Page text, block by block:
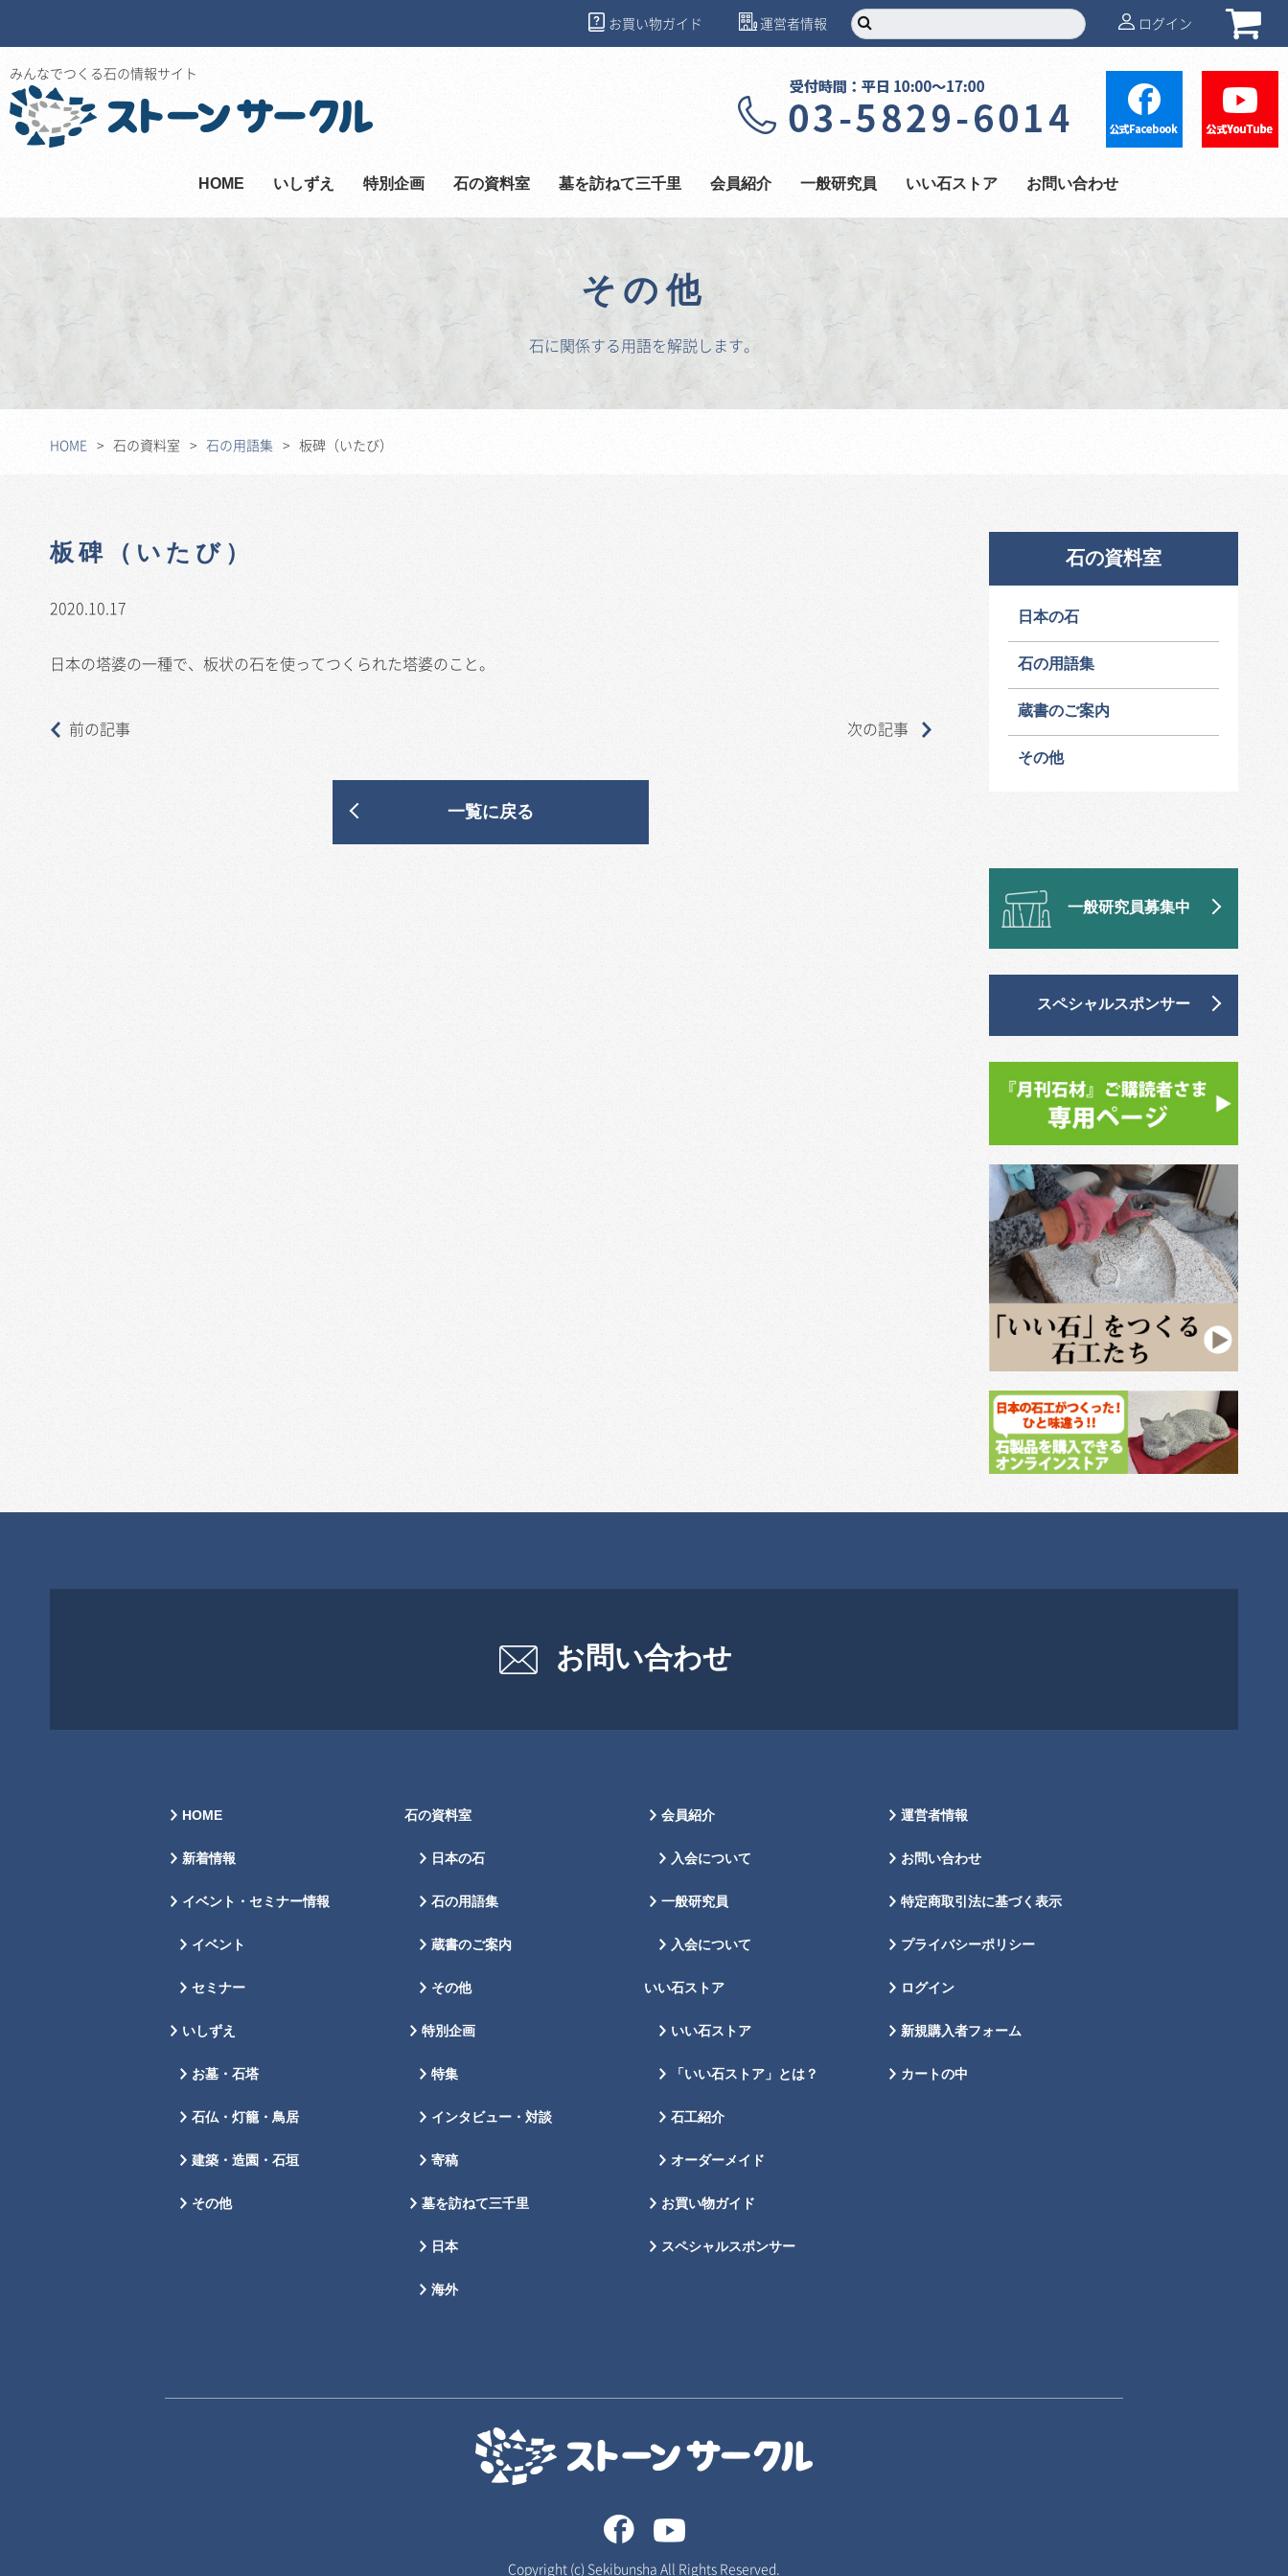
お買い物ガイド 運営者情報 ログイン
みんなでつくる石の情報サイト
HOME いしずえ 特別企画 石の資料室 墓を訪ねて三千里 会員紹介 一般研究員 いい石ストア お問い合わせ
その他
石に関係する用語を解説します。
HOME 石の資料室 石の用語集 板碑（いたび）
板碑（いたび）
2020.10.17
日本の塔婆の一種で、板状の石を使ってつくられた塔婆のこと。
前の記事 次の記事
一覧に戻る
石の資料室
日本の石
石の用語集
蔵書のご案内
その他
一般研究員募集中
スペシャルスポンサー
お問い合わせ
HOME
新着情報
イベント・セミナー情報
イベント
セミナー
いしずえ
お墓・石塔
石仏・灯籠・鳥居
建築・造園・石垣
その他
石の資料室
日本の石
石の用語集
蔵書のご案内
その他
特別企画
特集
インタビュー・対談
寄稿
墓を訪ねて三千里
日本
海外
会員紹介
入会について
一般研究員
入会について
いい石ストア
いい石ストア
「いい石ストア」とは？
石工紹介
オーダーメイド
お買い物ガイド
スペシャルスポンサー
運営者情報
お問い合わせ
特定商取引法に基づく表示
プライバシーポリシー
ログイン
新規購入者フォーム
カートの中
Copyright (c) Sekibunsha All Rights Reserved.